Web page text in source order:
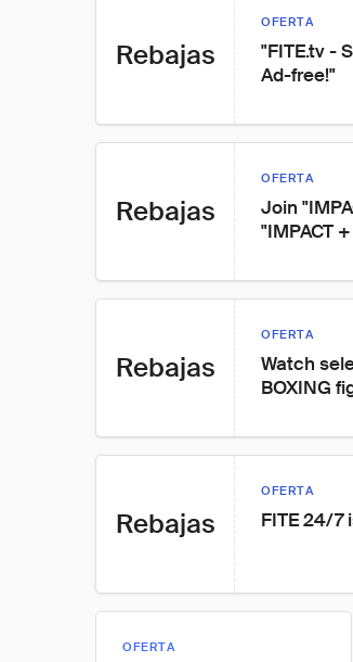
Rebajas
OFERTA
"FITE.tv -
Ad-free!"
Rebajas
OFERTA
Join
"IMPACT
Rebajas
OFERTA
Watch
BOXING
Rebajas
OFERTA
FITE 24/7
OFERTA